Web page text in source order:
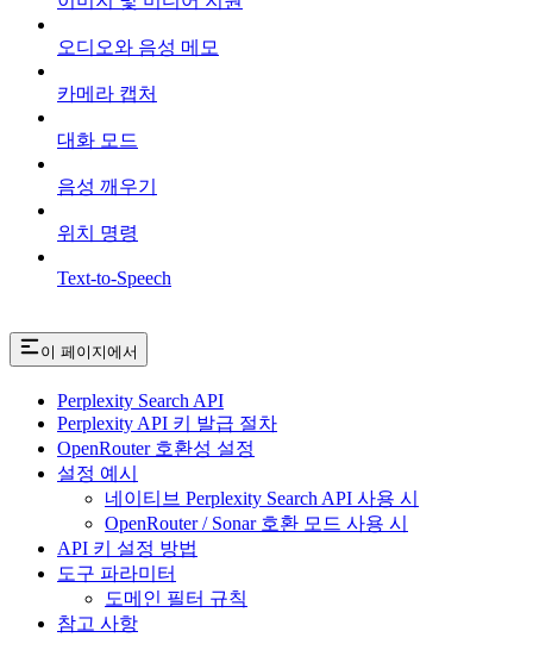
오디오와 음성 메모
카메라 캡처
대화 모드
음성 깨우기
위치 명령
Text-to-Speech
이 페이지에서
Perplexity Search API
Perplexity API 키 발급 절차
OpenRouter 호환성 설정
설정 예시
네이티브 Perplexity Search API 사용 시
OpenRouter / Sonar 호환 모드 사용 시
API 키 설정 방법
도구 파라미터
도메인 필터 규칙
참고 사항